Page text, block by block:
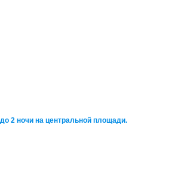
2 ночи на центральной площади.